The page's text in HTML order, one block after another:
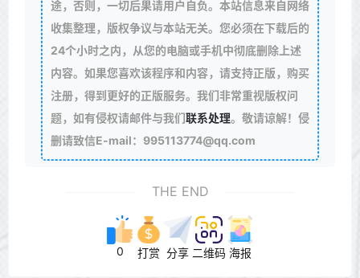
途，否则，一切后果请用户自负。本站信息来自网络
收集整理，版权争议与本站无关。您必须在下载后的
24个小时之内，从您的电脑或手机中彻底删除上述
内容。如果您喜欢该程序和内容，请支持正版，购买
注册，得到更好的正版服务。我们非常重视版权问
题，如有侵权请邮件与我们联系处理。敬请谅解！侵
删请致信E-mail：995113774@qq.com
THE END
0 打赏 分享 二维码 海报